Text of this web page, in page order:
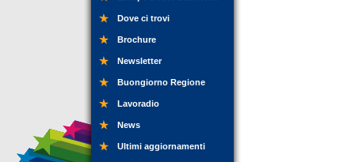
Dove ci trovi
Brochure
Newsletter
Buongiorno Regione
Lavoradio
News
Ultimi aggiornamenti